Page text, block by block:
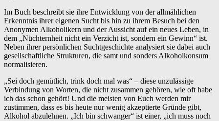
Im Buch beschreibt sie ihre Entwicklung von der allmählichen
Erkenntnis ihrer eigenen Sucht bis hin zu ihrem Besuch bei den
Anonymen Alkoholikern und der Aussicht auf ein neues Leben, in
dem „Nüchternheit nicht ein Verzicht ist, sondern ein Gewinn“ ist.
Neben ihrer persönlichen Suchtgeschichte analysiert sie dabei auch
gesellschaftliche Strukturen, die samt und sonders Alkoholkonsum
normalisieren.
„Sei doch gemütlich, trink doch mal was“ – diese unzulässige
Verbindung von Worten, die nicht zusammen gehören, wie oft habe
ich das schon gehört! Und die meisten von Euch werden mir
zustimmen, dass es bis heute nur wenig akzeptierte Gründe gibt,
Alkohol abzulehnen. „Ich bin schwanger“ ist einer, „ich muss noch